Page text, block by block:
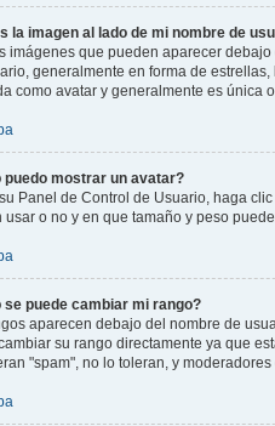
la imagen al lado de mi nombre de
imágenes que pueden aparecer
generalmente en forma de
como avatar y generalmente es única
puedo mostrar un avatar?
Panel de Control de Usuario, haga
usar o no y en que tamaño y peso
se puede cambiar mi rango?
aparecen debajo del nombre de
su rango directamente ya que
"spam", no lo toleran, y